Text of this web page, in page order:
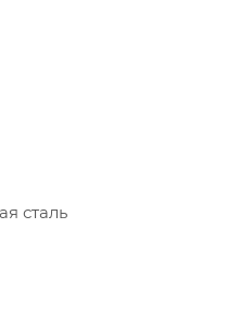
сталь